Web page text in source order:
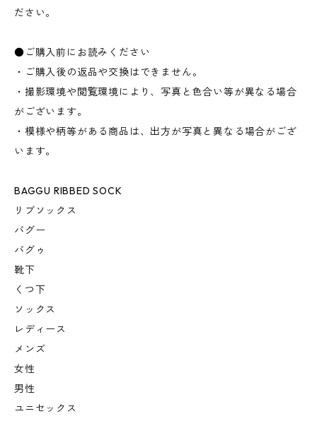
ださい。
●ご購入前にお読みください
・ご購入後の返品や交換はできません。
・撮影環境や閲覧環境により、写真と色合い等が異なる場合
がございます。
・模様や柄等がある商品は、出方が写真と異なる場合がござ
います。
BAGGU RIBBED SOCK
リブソックス
バグー
バグゥ
靴下
くつ下
ソックス
レディース
メンズ
女性
男性
ユニセックス